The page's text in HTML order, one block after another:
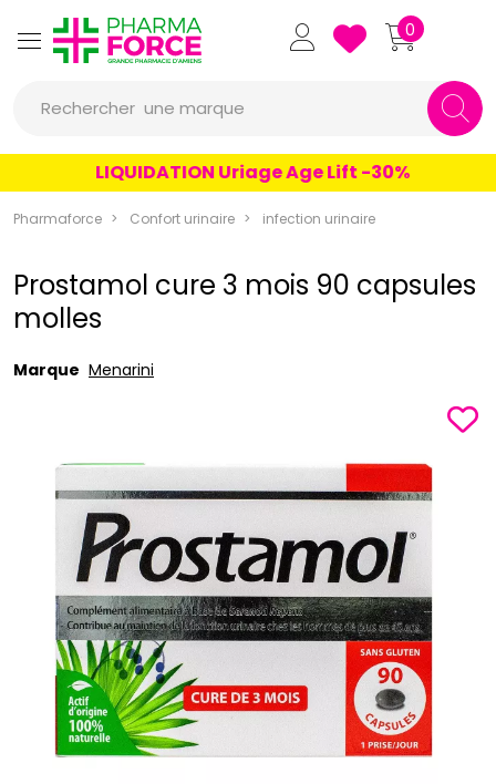
Pharmaforce Grande Pharmacie
0
Rechercher une marque
un conseil
un produit
LIQUIDATION Uriage Age Lift -30%
Pharmaforce Confort urinaire infection urinaire
Prostamol cure 3 mois 90 capsules
molles
Marque Menarini